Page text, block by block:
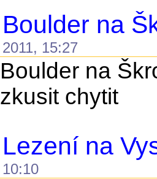
Boulder na
2011, 15:27
Boulder na
zkusit chytit
Lezení na
10:10